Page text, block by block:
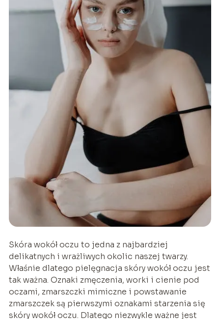
Skóra wokół oczu to jedna z najbardziej
delikatnych i wrażliwych okolic naszej twarzy.
Właśnie dlatego pielęgnacja skóry wokół oczu jest
tak ważna. Oznaki zmęczenia, worki i cienie pod
oczami, zmarszczki mimiczne i powstawanie
zmarszczek są pierwszymi oznakami starzenia się
skóry wokół oczu. Dlatego niezwykle ważne jest